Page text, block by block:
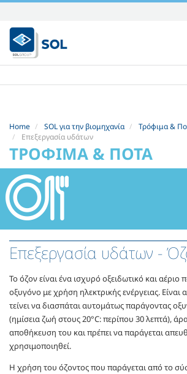
Skip
to
content.
|
to
Home SOL για την βιομηχανία
Τρόφιμα &
Επεξεργασία υδάτων
ΤΡΌΦΙΜΑ & ΠΟΤΆ
Επεξεργασία υδάτων -
Το όζον είναι ένα ισχυρό οξειδωτικό και
οξυγόνο με χρήση ηλεκτρικής ενέργειας. Είναι
τείνει να διασπάται αυτομάτως παράγοντας
(ημίσεια ζωή στους 20°C: περίπου 30 λεπτά),
αποθήκευση του και πρέπει να παράγεται
χρησιμοποιηθεί.
Η χρήση του όζοντος που παράγεται από το